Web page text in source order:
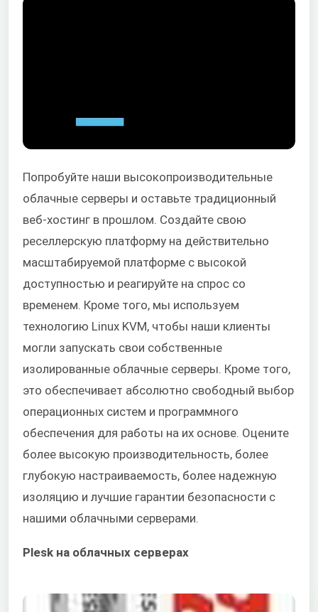
Попробуйте наши высокопроизводительные
облачные серверы и оставьте традиционный
веб-хостинг в прошлом. Создайте свою
реселлерскую платформу на действительно
масштабируемой платформе с высокой
доступностью и реагируйте на спрос со
временем. Кроме того, мы используем
технологию Linux KVM, чтобы наши клиенты
могли запускать свои собственные
изолированные облачные серверы. Кроме того,
это обеспечивает абсолютно свободный выбор
операционных систем и программного
обеспечения для работы на их основе. Оцените
более высокую производительность, более
глубокую настраиваемость, более надежную
изоляцию и лучшие гарантии безопасности с
нашими облачными серверами.
Plesk на облачных серверах